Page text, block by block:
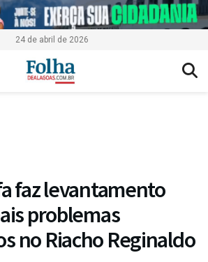
24 de abril de 2026
faz levantamento
problemas
no Riacho Reginaldo